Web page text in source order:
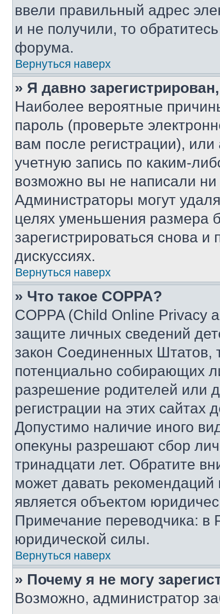
ввели правильный адрес
и не получили, то
форума.
Вернуться наверх
» Я давно
Наиболее вероятные
пароль (проверьте
вам после регистрации),
учетную запись по каким-
возможно вы не написали
Администраторы могут
целях уменьшения размера
зарегистрироваться снова и
дискуссиях.
Вернуться наверх
» Что такое COPPA?
COPPA (Child Online Privacy
защите личных сведений
закон Соединенных Штатов,
потенциально собирающих
разрешение родителей или
регистрации на этих сайтах
Допустимо наличие иного
опекуны разрешают сбор
тринадцати лет. Обратите
может давать
является объектом
Примечание переводчика: в
юридической силы.
Вернуться наверх
» Почему я не могу
Возможно, администратор